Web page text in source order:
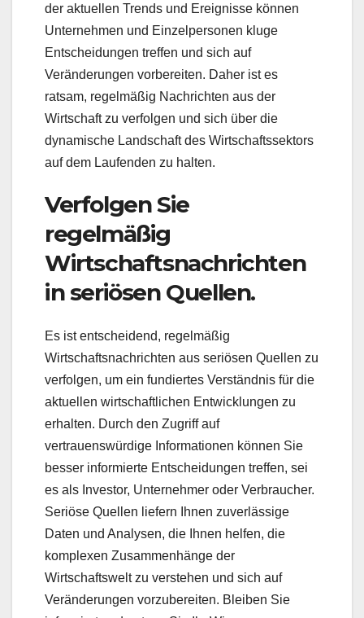
der aktuellen Trends und Ereignisse können
Unternehmen und Einzelpersonen kluge
Entscheidungen treffen und sich auf
Veränderungen vorbereiten. Daher ist es
ratsam, regelmäßig Nachrichten aus der
Wirtschaft zu verfolgen und sich über die
dynamische Landschaft des Wirtschaftssektors
auf dem Laufenden zu halten.
Verfolgen Sie
regelmäßig
Wirtschaftsnachrichten
in seriösen Quellen.
Es ist entscheidend, regelmäßig
Wirtschaftsnachrichten aus seriösen Quellen zu
verfolgen, um ein fundiertes Verständnis für die
aktuellen wirtschaftlichen Entwicklungen zu
erhalten. Durch den Zugriff auf
vertrauenswürdige Informationen können Sie
besser informierte Entscheidungen treffen, sei
es als Investor, Unternehmer oder Verbraucher.
Seriöse Quellen liefern Ihnen zuverlässige
Daten und Analysen, die Ihnen helfen, die
komplexen Zusammenhänge der
Wirtschaftswelt zu verstehen und sich auf
Veränderungen vorzubereiten. Bleiben Sie